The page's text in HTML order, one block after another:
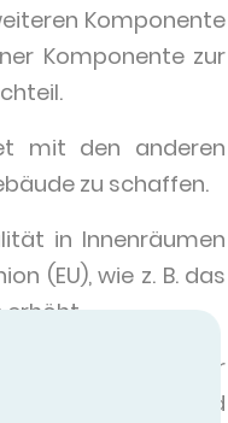
Komponente
Komponente zur
mit den anderen
zu schaffen.
in Innenräumen
(EU), wie z. B. das
erhöht.
in der
und